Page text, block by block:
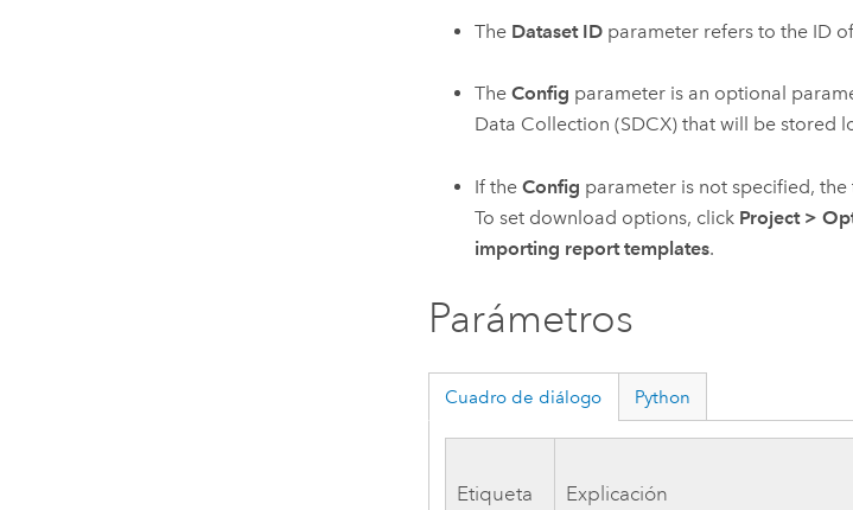
The Dataset IDparameter refers to the ID
The Config parameter is an optional
Data Collection (SDCX) that will be stored
If the Config parameter is not specified,
To set download options, click Project >
importing report templates.
Parámetros
Cuadro de diálogo Python
Etiqueta Explicación